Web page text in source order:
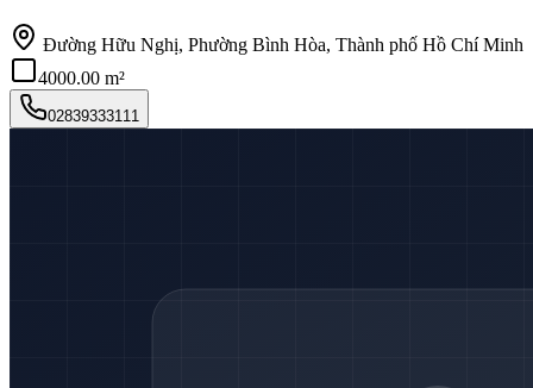
Đường Hữu Nghị, Phường Bình Hòa, Thành phố Hồ Chí Minh
4000.00 m²
02839333111